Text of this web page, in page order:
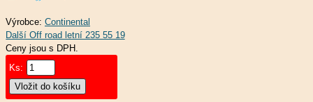
Výrobce: Continental
Ceny jsou s DPH.
Ks: